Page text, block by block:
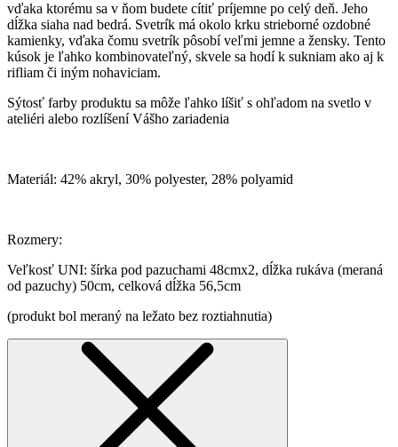
vďaka ktorému sa v ňom budete cítiť príjemne po celý deň. Jeho
dĺžka siaha nad bedrá. Svetrík má okolo krku strieborné ozdobné
kamienky, vďaka čomu svetrík pôsobí veľmi jemne a žensky. Tento
kúsok je ľahko kombinovateľný, skvele sa hodí k sukniam ako aj k
rifliam či iným nohaviciam.
Sýtosť farby produktu sa môže ľahko líšiť s ohľadom na svetlo v
ateliéri alebo rozlíšení Vášho zariadenia
Materiál: 42% akryl, 30% polyester, 28% polyamid
Rozmery:
Veľkosť UNI: šírka pod pazuchami 48cmx2, dĺžka rukáva (meraná
od pazuchy) 50cm, celková dĺžka 56,5cm
(produkt bol meraný na ležato bez roztiahnutia)